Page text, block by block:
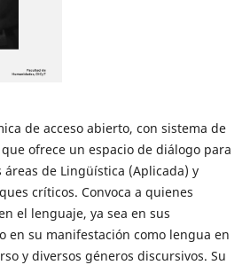
de acceso abierto, con sistema de
ofrece un espacio de diálogo para
de Lingüística (Aplicada) y
críticos. Convoca a quienes
el lenguaje, ya sea en sus
en su manifestación como lengua en
y diversos géneros discursivos. Su